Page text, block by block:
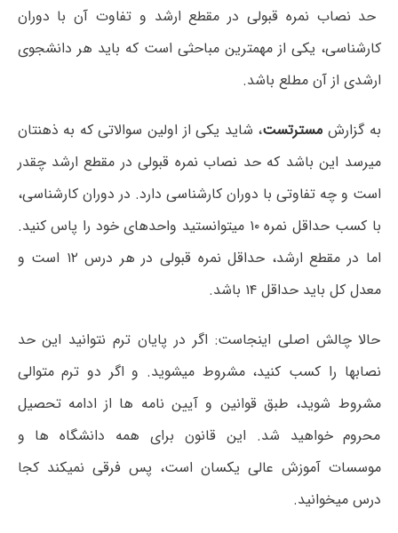
حد نصاب نمره قبولی در مقطع ارشد و تفاوت آن با دوران
کارشناسی، یکی از مهمترین مباحثی است که باید هر دانشجوی
ارشدی از آن مطلع باشد.
به گزارش مسترتست، شاید یکی از اولین سوالاتی که به ذهنتان
میرسد این باشد که حد نصاب نمره قبولی در مقطع ارشد چقدر
است و چه تفاوتی با دوران کارشناسی دارد. در دوران کارشناسی،
با کسب حداقل نمره ۱۰ میتوانستید واحدهای خود را پاس کنید.
اما در مقطع ارشد، حداقل نمره قبولی در هر درس ۱۲ است و
معدل کل باید حداقل ۱۴ باشد.
حالا چالش اصلی اینجاست: اگر در پایان ترم نتوانید این حد
نصابها را کسب کنید، مشروط میشوید. و اگر دو ترم متوالی
مشروط شوید، طبق قوانین و آیین نامه ها از ادامه تحصیل
محروم خواهید شد. این قانون برای همه دانشگاه ها و
موسسات آموزش عالی یکسان است، پس فرقی نمیکند کجا
درس میخوانید.